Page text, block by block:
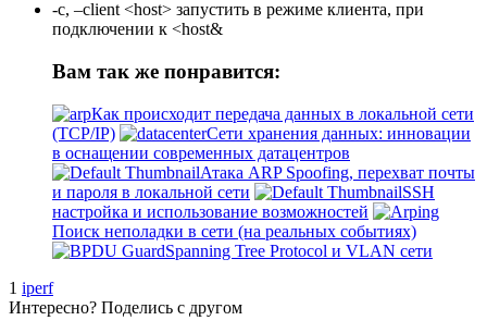
-c, –client <host> запустить в режиме клиента, при
подключении к <host&
Вам так же понравится:
Как происходит передача данных в локальной сети
(TCP/IP)
Сети хранения данных: инновации
в оснащении современных датацентров
Атака ARP Spoofing, перехват почты
и пароля в локальной сети
SSH
настройка и использование возможностей
Поиск неполадки в сети (на реальных событиях)
Spanning Tree Protocol и VLAN сети
1 iperf
Интересно? Поделись с другом